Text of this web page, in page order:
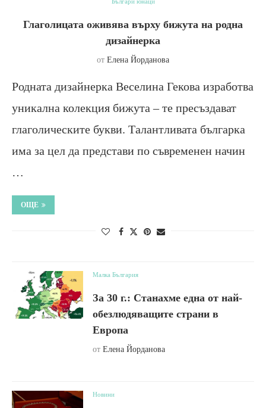
Глаголицата оживява върху бижута на родна
дизайнерка
от Елена Йорданова
Родната дизайнерка Веселина Гекова изработва
уникална колекция бижута – те пресъздават
глаголическите букви. Талантливата българка
има за цел да представи по съвременен начин
…
ОЩЕ
Малка България
За 30 г.: Станахме една от най-
обезлюдяващите страни в
Европа
от Елена Йорданова
Новини